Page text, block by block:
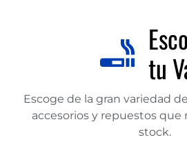
tu
Escoge de la gran variedad
accesorios y repuestos
stock.